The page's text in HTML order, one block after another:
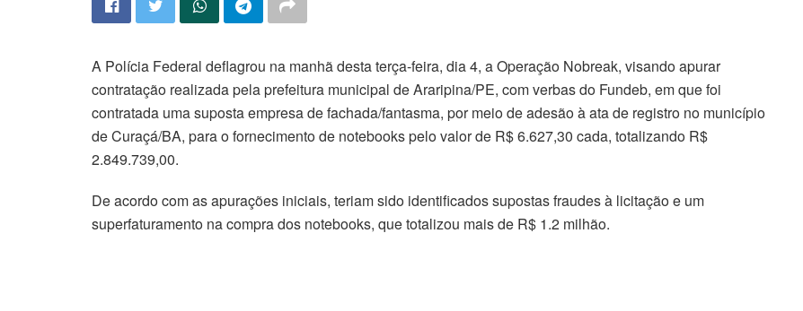
A Polícia Federal deflagrou na manhã desta terça-feira, dia 4, a Operação Nobreak, visando apurar
contratação realizada pela prefeitura municipal de Araripina/PE, com verbas do Fundeb, em que foi
contratada uma suposta empresa de fachada/fantasma, por meio de adesão à ata de registro no município
de Curaçá/BA, para o fornecimento de notebooks pelo valor de R$ 6.627,30 cada, totalizando R$
2.849.739,00.
De acordo com as apurações iniciais, teriam sido identificados supostas fraudes à licitação e um
superfaturamento na compra dos notebooks, que totalizou mais de R$ 1.2 milhão.